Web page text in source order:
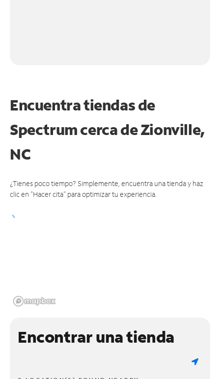
Encuentra tiendas de
Spectrum cerca deZionville,
NC
¿Tienes poco tiempo? Simplemente, encuentra una tienda y haz
clic en "Hacer cita" para optimizar tu experiencia.
Encontrar una tienda